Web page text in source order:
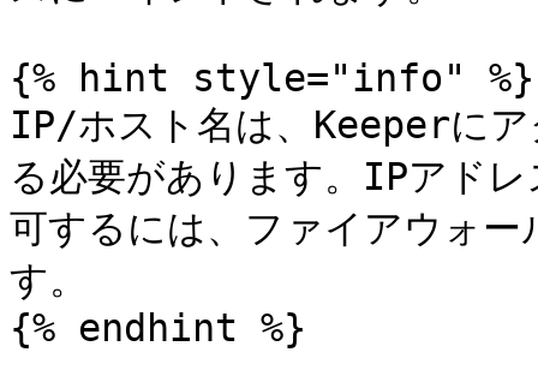
{% hint style="info" %}
IP/ホスト名は、Keeperにア
る必要があります。IPアド
可するには、ファイアウォ
す。
{% endhint %}